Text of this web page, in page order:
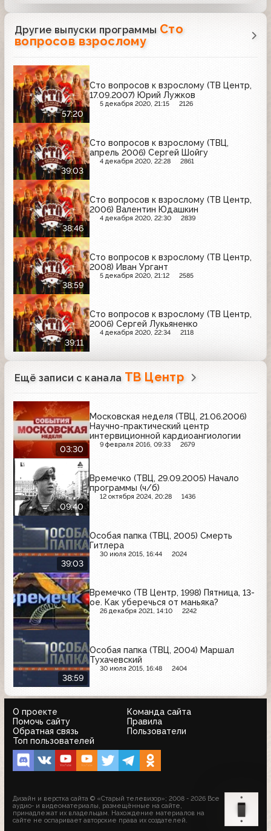
Другие выпуски программы Сто
вопросов взрослому
57:20
Сто вопросов к взрослому (ТВ Центр,
17.09.2007) Юрий Лужков
5 декабря 2020, 21:15 2126
39:03
Сто вопросов к взрослому (ТВЦ,
апрель 2006) Сергей Шойгу
4 декабря 2020, 22:28 2861
38:46
Сто вопросов к взрослому (ТВ Центр,
2006) Валентин Юдашкин
4 декабря 2020, 22:30 2839
38:59
Сто вопросов к взрослому (ТВ Центр,
2008) Иван Ургант
5 декабря 2020, 21:12 2585
39:11
Сто вопросов к взрослому (ТВ Центр,
2006) Сергей Лукьяненко
4 декабря 2020, 22:34 2118
Ещё записи с канала ТВ Центр
03:30
Московская неделя (ТВЦ, 21.06.2006)
Научно-практический центр
интервиционной кардиоангиологии
9 февраля 2016, 09:33 2679
09:40
Времечко (ТВЦ, 29.09.2005) Начало
программы (ч/б)
12 октября 2024, 20:28 1436
39:03
Особая папка (ТВЦ, 2005) Смерть
Гитлера
30 июля 2015, 16:44 2024
Времечко (ТВ Центр, 1998) Пятница, 13-
ое. Как уберечься от маньяка?
26 декабря 2021, 14:10 2242
38:59
Особая папка (ТВЦ, 2004) Маршал
Тухачевский
30 июля 2015, 16:48 2404
О проекте
Команда сайта
Помочь сайту
Правила
Обратная связь
Пользователи
Топ пользователей
Дизайн и верстка сайта © «Старый телевизор»; 2008 - 2026 Все
аудио- и видеоматериалы, размещённые на сайте,
принадлежат их владельцам. Нахождение материалов на
сайте не оспаривает авторские права их создателей.